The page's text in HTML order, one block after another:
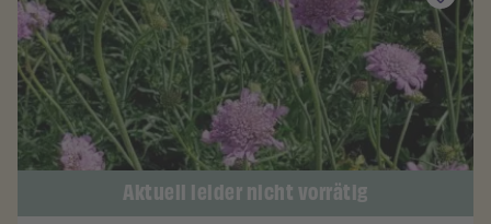
Aktuell leider nicht vorrätig